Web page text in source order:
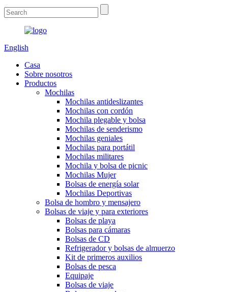
English
Casa
Sobre nosotros
Productos
Mochilas
Mochilas antideslizantes
Mochilas con cordón
Mochila plegable y bolsa
Mochilas de senderismo
Mochilas geniales
Mochilas para portátil
Mochilas militares
Mochila y bolsa de picnic
Mochilas Mujer
Bolsas de energía solar
Mochilas Deportivas
Bolsa de hombro y mensajero
Bolsas de viaje y para exteriores
Bolsas de playa
Bolsas para cámaras
Bolsas de CD
Refrigerador y bolsas de almuerzo
Kit de primeros auxilios
Bolsas de pesca
Equipaje
Bolsas de viaje